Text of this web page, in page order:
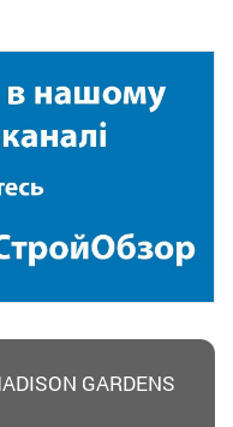
GARDENS